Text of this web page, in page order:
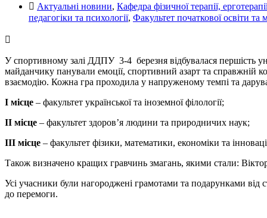
Актуальні новини, Кафедра фізичної терапії,
педагогіки та психології, Факультет початкової освіти та
У спортивному залі ДДПУ 3-4 березня відбувалася першість
майданчику панували емоції, спортивний азарт та справжній
взаємодію. Кожна гра проходила у напруженому темпі та
I місце – факультет української та іноземної філології;
II місце – факультет здоров’я людини та природничих наук;
III місце – факультет фізики, математики, економіки та
Також визначено кращих гравчинь змагань, якими стали:
Усі учасники були нагороджені грамотами та подарунками
до перемоги.